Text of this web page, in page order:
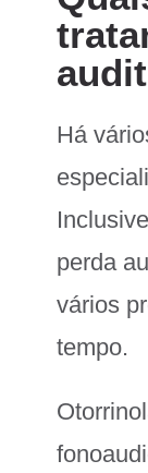
Há
perda
vários
tempo.